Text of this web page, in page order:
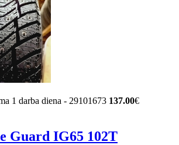
1 darba diena - 29101673 137.00€
Guard IG65 102T